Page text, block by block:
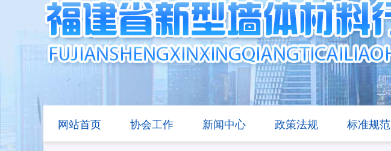
网站首页 协会工作 新闻中心 政策法规 标准规范